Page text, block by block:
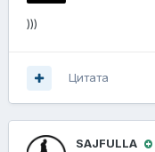
)))
Цитата
SAJFULLA